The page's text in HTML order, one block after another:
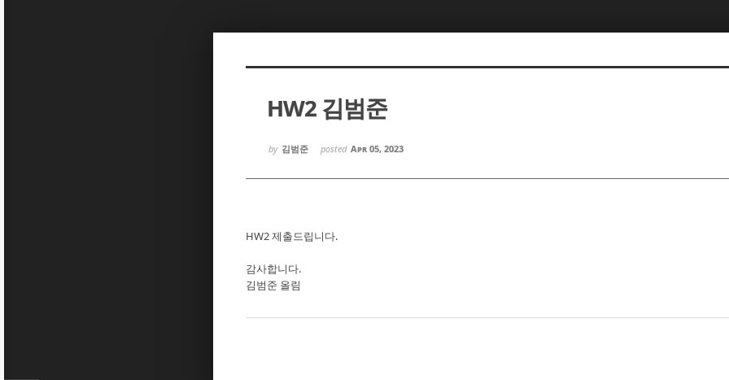
HW2 김범준
by 김범준 posted Apr 05, 2023
HW2 제출드립니다.
감사합니다.
김범준 올림
Sketchbook5, 스케치북5
Sketchbook5, 스케치북5
Sketchbook5, 스케치북5
Sketchbook5, 스케치북5